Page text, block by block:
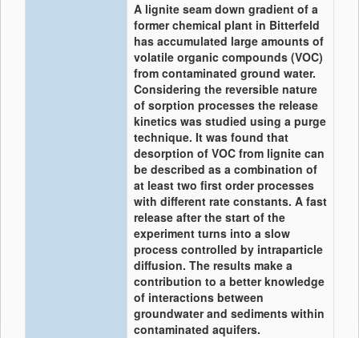
A lignite seam down gradient of a
former chemical plant in Bitterfeld
has accumulated large amounts of
volatile organic compounds (VOC)
from contaminated ground water.
Considering the reversible nature
of sorption processes the release
kinetics was studied using a purge
technique. It was found that
desorption of VOC from lignite can
be described as a combination of
at least two first order processes
with different rate constants. A fast
release after the start of the
experiment turns into a slow
process controlled by intraparticle
diffusion. The results make a
contribution to a better knowledge
of interactions between
groundwater and sediments within
contaminated aquifers.